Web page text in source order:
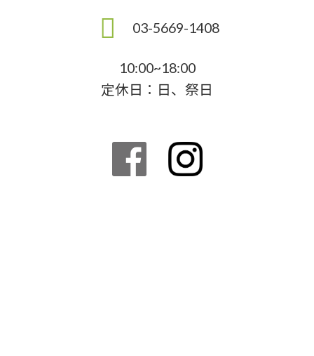
03-5669-1408
10:00~18:00
定休日：日、祭日